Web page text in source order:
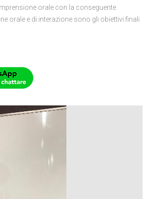
orale con la conseguente
orale e di interazione sono gli obiettivi finali